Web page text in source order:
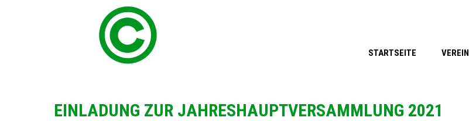
STARTSEITE VEREIN
EINLADUNG ZUR JAHRESHAUPTVERSAMMLUNG 2021